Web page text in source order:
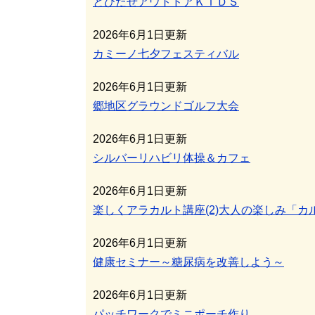
2026年6月1日更新
カミーノ七夕フェスティバル
2026年6月1日更新
郷地区グラウンドゴルフ大会
2026年6月1日更新
シルバーリハビリ体操＆カフェ
2026年6月1日更新
楽しくアラカルト講座(2)大人の楽しみ「カ
2026年6月1日更新
健康セミナー～糖尿病を改善しよう～
2026年6月1日更新